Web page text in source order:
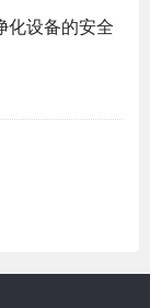
化设备的安全